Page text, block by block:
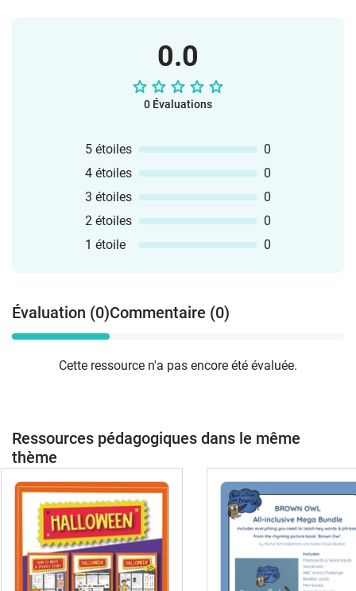
besoins. Amuse-toi bien avec ce matériel
en classe !L’équipe vlamingo
0.0
0 Évaluations
5 étoiles
0
4 étoiles
0
3 étoiles
0
2 étoiles
0
1 étoile
0
Évaluation (0)Commentaire (0)
Cette ressource n'a pas encore été évaluée.
Ressources pédagogiques dans le même
thème